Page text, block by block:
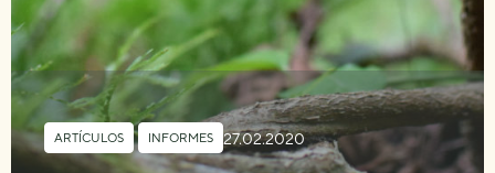
ARTÍCULOS , INFORMES 27.02.2020